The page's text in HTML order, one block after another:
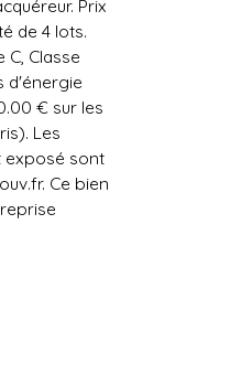
Prix
de 4 lots.
Classe
d'énergie
€ sur les
Les
exposé sont
Ce bien